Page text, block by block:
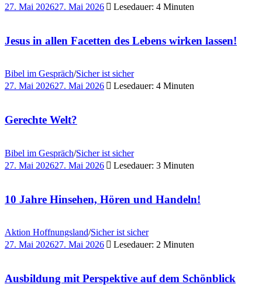
27. Mai 202627. Mai 2026 Lesedauer: 4 Minuten
Jesus in allen Facetten des Lebens wirken lassen!
Bibel im Gespräch/Sicher ist sicher
27. Mai 202627. Mai 2026 Lesedauer: 4 Minuten
Gerechte Welt?
Bibel im Gespräch/Sicher ist sicher
27. Mai 202627. Mai 2026 Lesedauer: 3 Minuten
10 Jahre Hinsehen, Hören und Handeln!
Aktion Hoffnungsland/Sicher ist sicher
27. Mai 202627. Mai 2026 Lesedauer: 2 Minuten
Ausbildung mit Perspektive auf dem Schönblick